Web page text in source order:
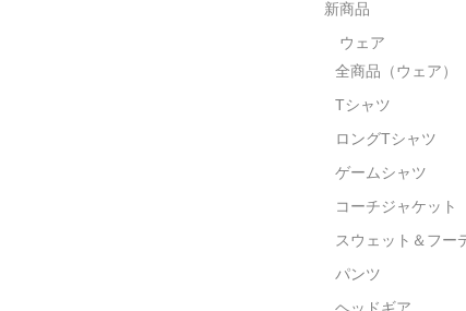
新商品
ウェア
全商品（ウェア）
Tシャツ
ロングTシャツ
ゲームシャツ
コーチジャケット
スウェット＆フー
パンツ